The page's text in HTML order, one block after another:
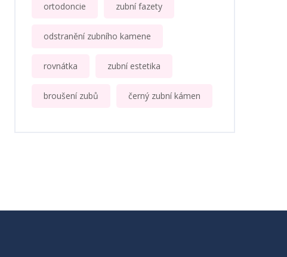
ortodoncie zubní fazety
odstranění zubního kamene
rovnátka zubní estetika
broušení zubů černý zubní kámen